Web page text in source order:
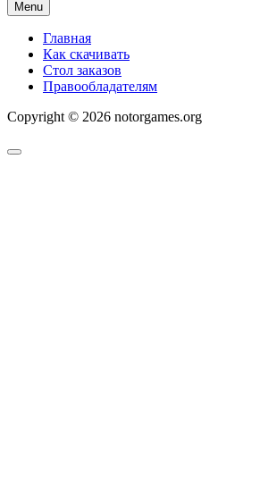
Menu
Главная
Как скачивать
Стол заказов
Правообладателям
Copyright © 2026 notorgames.org
Scroll